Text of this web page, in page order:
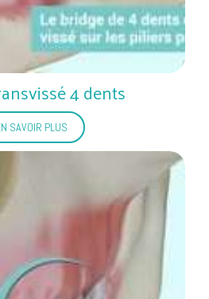
4 dents
SAVOIR PLUS